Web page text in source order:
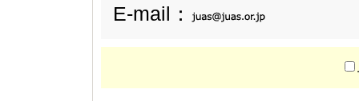
E-mail：